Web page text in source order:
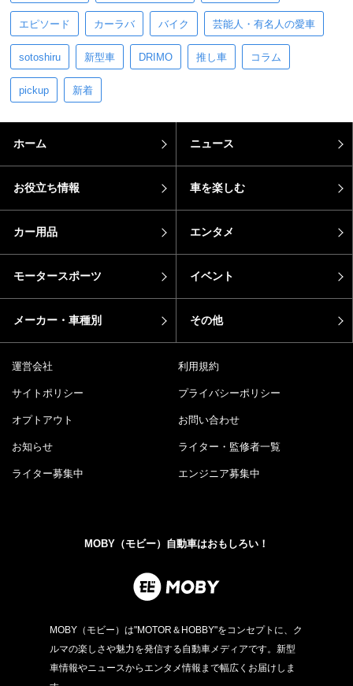
エピソード カーラバ バイク 芸能人・有名人の愛車
sotoshiru 新型車 DRIMO 推し車 コラム
pickup 新着
ホーム ニュース
お役立ち情報 車を楽しむ
カー用品 エンタメ
モータースポーツ イベント
メーカー・車種別 その他
運営会社 利用規約
サイトポリシー プライバシーポリシー
オプトアウト お問い合わせ
お知らせ ライター・監修者一覧
ライター募集中 エンジニア募集中
MOBY（モビー）自動車はおもしろい！
MOBY（モビー）は"MOTOR＆HOBBY"をコンセプトに、ク
ルマの楽しさや魅力を発信する自動車メディアです。新型
車情報やニュースからエンタメ情報まで幅広くお届けしま